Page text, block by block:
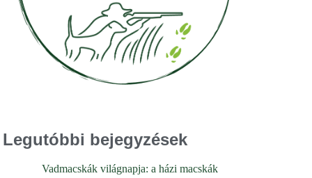
Legutóbbi bejegyzések
Vadmacskák világnapja: a házi macskák